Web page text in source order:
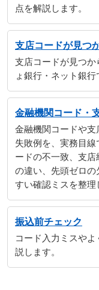
点を解説します。
支店コードが見つ
支店コードが見つか
ょ銀行・ネット銀
金融機関コード・
金融機関コードや
失敗例を、実務目
ードの不一致、支
の違い、先頭ゼロ
すい確認ミスを整理
振込前チェック
コード入力ミスや
説します。